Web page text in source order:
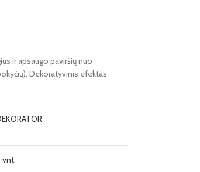
ir apsaugo paviršių nuo
Dekoratyvinis efektas
vnt.